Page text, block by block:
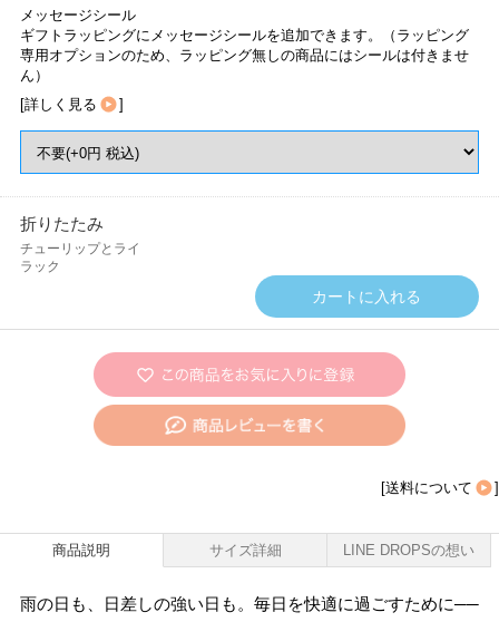
メッセージシール
ギフトラッピングにメッセージシールを追加できます。（ラッピング
専用オプションのため、ラッピング無しの商品にはシールは付きませ
ん）
[詳しく見る ]
折りたたみ
チューリップとライ
ラック
[送料について ]
商品説明 サイズ詳細 LINE DROPSの想い
雨の日も、日差しの強い日も。毎日を快適に過ごすために──